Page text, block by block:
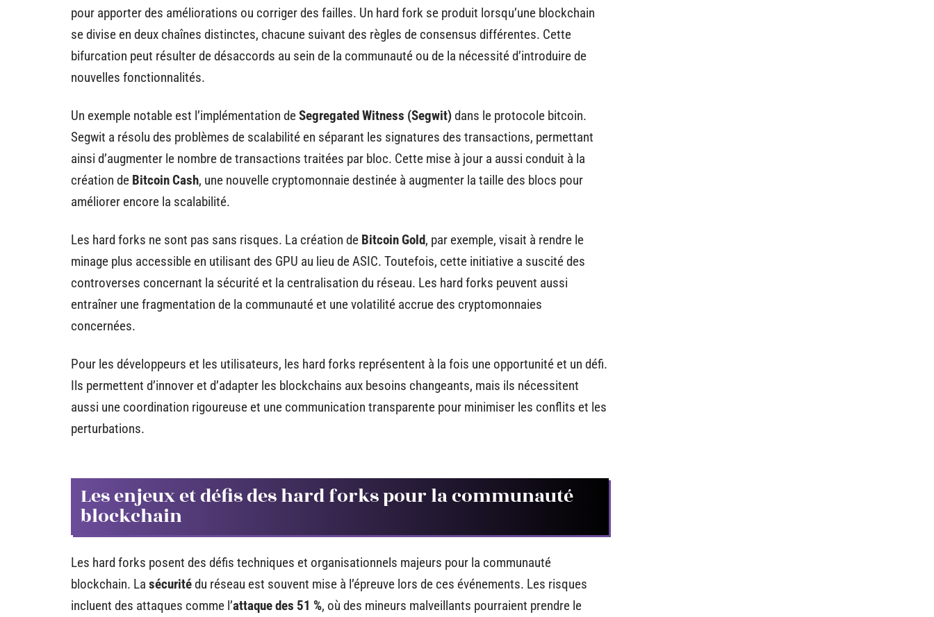
pour apporter des améliorations ou corriger des failles. Un hard fork se produit lorsqu’une blockchain
se divise en deux chaînes distinctes, chacune suivant des règles de consensus différentes. Cette
bifurcation peut résulter de désaccords au sein de la communauté ou de la nécessité d’introduire de
nouvelles fonctionnalités.
Un exemple notable est l’implémentation deSegregated Witness (Segwit)dans le protocole bitcoin.
Segwit a résolu des problèmes de scalabilité en séparant les signatures des transactions, permettant
ainsi d’augmenter le nombre de transactions traitées par bloc. Cette mise à jour a aussi conduit à la
création de Bitcoin Cash, une nouvelle cryptomonnaie destinée à augmenter la taille des blocs pour
améliorer encore la scalabilité.
Les hard forks ne sont pas sans risques. La création de Bitcoin Gold, par exemple, visait à rendre le
minage plus accessible en utilisant des GPU au lieu de ASIC. Toutefois, cette initiative a suscité des
controverses concernant la sécurité et la centralisation du réseau. Les hard forks peuvent aussi
entraîner une fragmentation de la communauté et une volatilité accrue des cryptomonnaies
concernées.
Pour les développeurs et les utilisateurs, les hard forks représentent à la fois une opportunité et un défi.
Ils permettent d’innover et d’adapter les blockchains aux besoins changeants, mais ils nécessitent
aussi une coordination rigoureuse et une communication transparente pour minimiser les conflits et les
perturbations.
Les enjeux et défis des hard forks pour la communauté
blockchain
Les hard forks posent des défis techniques et organisationnels majeurs pour la communauté
blockchain. La sécuritédu réseau est souvent mise à l’épreuve lors de ces événements. Les risques
incluent des attaques comme l’attaque des 51 %, où des mineurs malveillants pourraient prendre le